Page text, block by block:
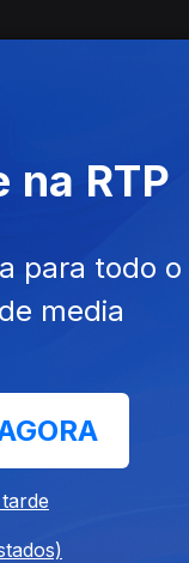
anos
e
na RTP
para todo o
media